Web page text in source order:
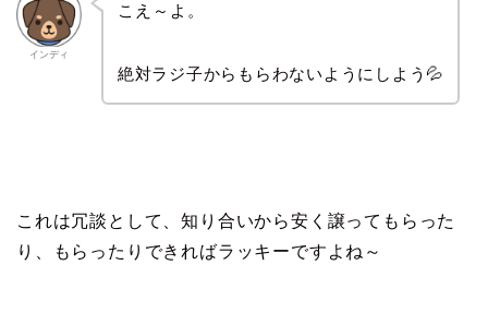
インディ
こえ～よ。
絶対ラジ子からもらわないようにしよう💦
これは冗談として、知り合いから安く譲ってもらった
り、もらったりできればラッキーですよね～